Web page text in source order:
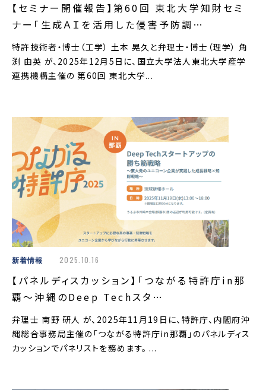
【セミナー開催報告】第60回 東北大学知財セミ
ナー「生成ＡＩを活用した侵害予防調…
特許技術者・博士（工学） 土本 晃久と弁理士・博士（理学） 角
渕 由英 が、2025年12月5日に、国立大学法人東北大学産学
連携機構主催の 第60回 東北大学...
新着情報 2025.10.16
【パネルディスカッション】「つながる特許庁in那
覇～沖縄のDeep Techスタ…
弁理士 南野 研人 が、2025年11月19日に、特許庁、内閣府沖
縄総合事務局主催の「つながる特許庁in那覇」のパネルディス
カッションでパネリストを務めます。 ...